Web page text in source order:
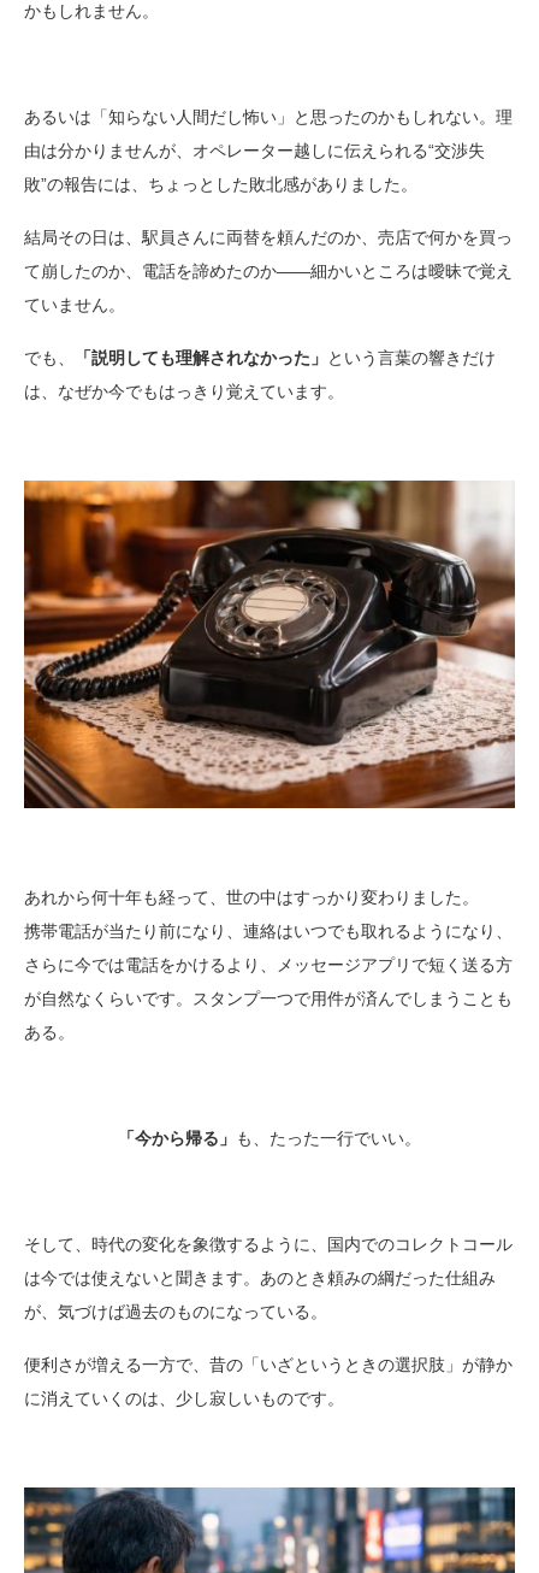
かもしれません。
あるいは「知らない人間だし怖い」と思ったのかもしれない。理
由は分かりませんが、オペレーター越しに伝えられる“交渉失
敗”の報告には、ちょっとした敗北感がありました。
結局その日は、駅員さんに両替を頼んだのか、売店で何かを買っ
て崩したのか、電話を諦めたのか――細かいところは曖昧で覚え
ていません。
でも、 「説明しても理解されなかった」 という言葉の響きだけ
は、なぜか今でもはっきり覚えています。
あれから何十年も経って、世の中はすっかり変わりました。
携帯電話が当たり前になり、連絡はいつでも取れるようになり、
さらに今では電話をかけるより、メッセージアプリで短く送る方
が自然なくらいです。スタンプ一つで用件が済んでしまうことも
ある。
「今から帰る」 も、たった一行でいい。
そして、時代の変化を象徴するように、国内でのコレクトコール
は今では使えないと聞きます。あのとき頼みの綱だった仕組み
が、気づけば過去のものになっている。
便利さが増える一方で、昔の「いざというときの選択肢」が静か
に消えていくのは、少し寂しいものです。